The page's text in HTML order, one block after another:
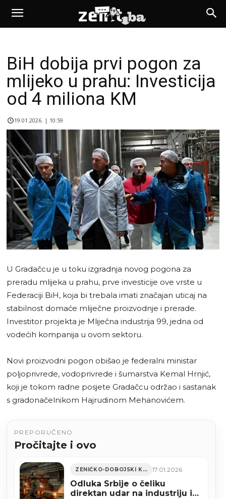
BiH dobija prvi pogon za
mlijeko u prahu: Investicija
od 4 miliona KM
19.01.2026. | 10:59
U Gradačcu je u toku izgradnja novog pogona za
preradu mlijeka u prahu, prve investicije ove vrste u
Federaciji BiH, koja bi trebala imati značajan uticaj na
stabilnost domaće mliječne proizvodnje i prerade.
Investitor projekta je Mliječna industrija 99, jedna od
vodećih kompanija u ovom sektoru.
Novi proizvodni pogon obišao je federalni ministar
poljoprivrede, vodoprivrede i šumarstva Kemal Hrnjić,
koji je tokom radne posjete Gradačcu održao i sastanak
s gradonačelnikom Hajrudinom Mehanovićem.
PREPORUČENO
Pročitajte i ovo
ZENIČKO-DOBOJSKI KANTON 17.01.2026
Odluka Srbije o čeliku
direktan udar na industriju i